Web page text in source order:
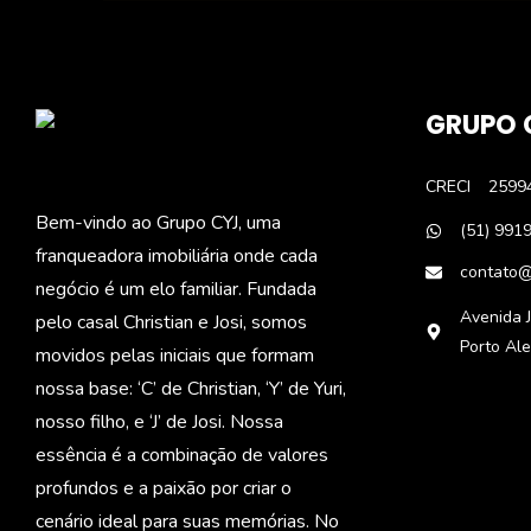
Bem-vindo ao Grupo CYJ, uma
franqueadora imobiliária onde cada
negócio é um elo familiar. Fundada
pelo casal Christian e Josi, somos
movidos pelas iniciais que formam
nossa base: ‘C’ de Christian, ‘Y’ de Yuri,
nosso filho, e ‘J’ de Josi. Nossa
essência é a combinação de valores
profundos e a paixão por criar o
cenário ideal para suas memórias. No
GRUPO
CRECI
(51)
Avenida
Porto